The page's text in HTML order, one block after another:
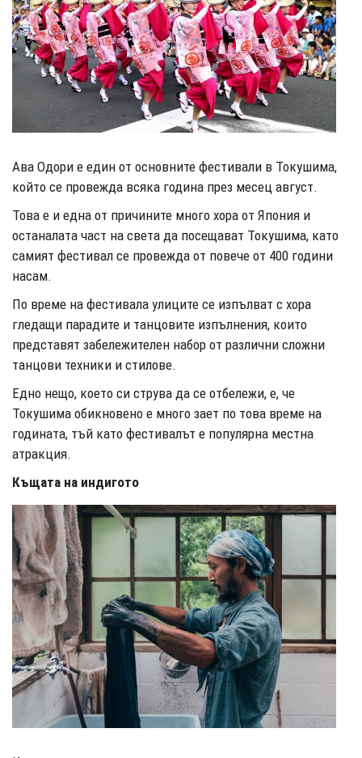
Ава Одори е един от основните фестивали в Токушима,
който се провежда всяка година през месец август.
Това е и една от причините много хора от Япония и
останалата част на света да посещават Токушима, като
самият фестивал се провежда от повече от 400 години
насам.
По време на фестивала улиците се изпълват с хора
гледащи парадите и танцовите изпълнения, които
представят забележителен набор от различни сложни
танцови техники и стилове.
Едно нещо, което си струва да се отбележи, е, че
Токушима обикновено е много зает по това време на
годината, тъй като фестивалът е популярна местна
атракция.
Къщата на индигото